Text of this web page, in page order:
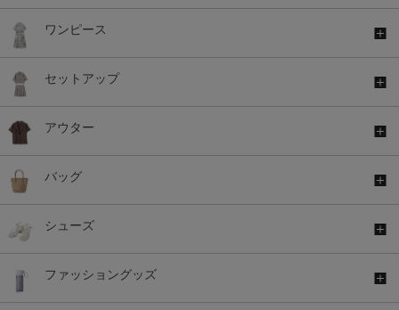
ワンピース
セットアップ
アウター
バッグ
シューズ
ファッショングッズ